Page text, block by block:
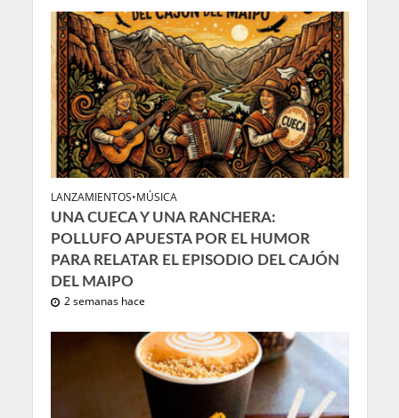
LANZAMIENTOS•MÚSICA
UNA CUECA Y UNA RANCHERA:
POLLUFO APUESTA POR EL HUMOR
PARA RELATAR EL EPISODIO DEL CAJÓN
DEL MAIPO
2 semanas hace